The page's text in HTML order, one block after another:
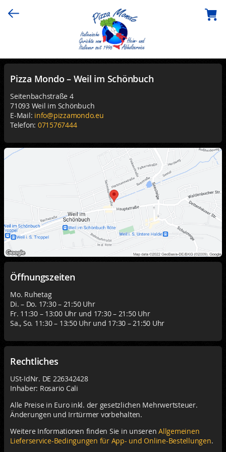
Pizza Mondo – Weil im Schönbuch
Seitenbachstraße 4
71093 Weil im Schönbuch
E-Mail: info@pizzamondo.eu
Telefon: 0715767444
Öffnungszeiten
Mo. Ruhetag
Di. – Do. 17:30 – 21:50 Uhr
Fr. 11:30 – 13:00 Uhr und 17:30 – 21:50 Uhr
Sa., So. 11:30 – 13:50 Uhr und 17:30 – 21:50 Uhr
Rechtliches
USt-IdNr. DE 226342428
Inhaber: Rosario Cali
Alle Preise in Euro inkl. der gesetzlichen Mehrwertsteuer.
Änderungen und Irrtürmer vorbehalten.
Weitere Informationen finden Sie in unseren Allgemeinen
Lieferservice-Bedingungen für App- und Online-Bestellungen.